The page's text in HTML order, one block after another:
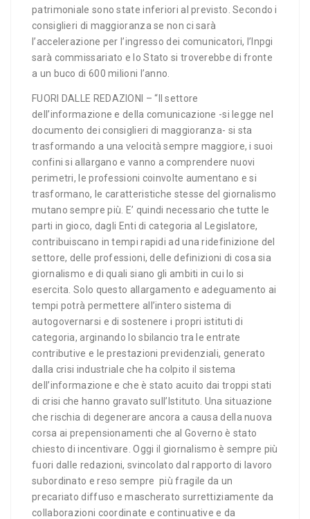
patrimoniale sono state inferiori al previsto. Secondo i
consiglieri di maggioranza se non ci sarà
l’accelerazione per l’ingresso dei comunicatori, l’Inpgi
sarà commissariato e lo Stato si troverebbe di fronte
a un buco di 600 milioni l’anno.
FUORI DALLE REDAZIONI – “Il settore
dell’informazione e della comunicazione -si legge nel
documento dei consiglieri di maggioranza- si sta
trasformando a una velocità sempre maggiore, i suoi
confini si allargano e vanno a comprendere nuovi
perimetri, le professioni coinvolte aumentano e si
trasformano, le caratteristiche stesse del giornalismo
mutano sempre più. E’ quindi necessario che tutte le
parti in gioco, dagli Enti di categoria al Legislatore,
contribuiscano in tempi rapidi ad una ridefinizione del
settore, delle professioni, delle definizioni di cosa sia
giornalismo e di quali siano gli ambiti in cui lo si
esercita. Solo questo allargamento e adeguamento ai
tempi potrà permettere all’intero sistema di
autogovernarsi e di sostenere i propri istituti di
categoria, arginando lo sbilancio tra le entrate
contributive e le prestazioni previdenziali, generato
dalla crisi industriale che ha colpito il sistema
dell’informazione e che è stato acuito dai troppi stati
di crisi che hanno gravato sull’Istituto. Una situazione
che rischia di degenerare ancora a causa della nuova
corsa ai prepensionamenti che al Governo è stato
chiesto di incentivare. Oggi il giornalismo è sempre più
fuori dalle redazioni, svincolato dal rapporto di lavoro
subordinato e reso sempre più fragile da un
precariato diffuso e mascherato surrettiziamente da
collaborazioni coordinate e continuative e da